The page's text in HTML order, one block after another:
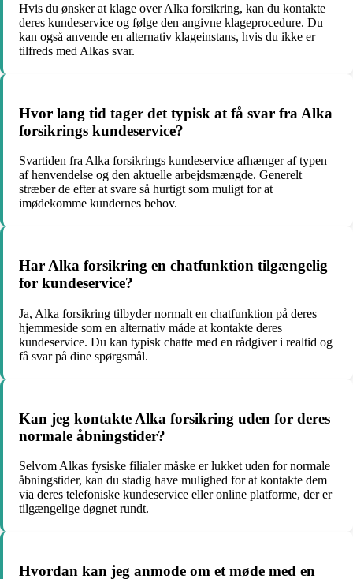
Hvis du ønsker at klage over Alka forsikring, kan du kontakte
deres kundeservice og følge den angivne klageprocedure. Du
kan også anvende en alternativ klageinstans, hvis du ikke er
tilfreds med Alkas svar.
Hvor lang tid tager det typisk at få svar fra Alka
forsikrings kundeservice?
Svartiden fra Alka forsikrings kundeservice afhænger af typen
af henvendelse og den aktuelle arbejdsmængde. Generelt
stræber de efter at svare så hurtigt som muligt for at
imødekomme kundernes behov.
Har Alka forsikring en chatfunktion tilgængelig
for kundeservice?
Ja, Alka forsikring tilbyder normalt en chatfunktion på deres
hjemmeside som en alternativ måde at kontakte deres
kundeservice. Du kan typisk chatte med en rådgiver i realtid og
få svar på dine spørgsmål.
Kan jeg kontakte Alka forsikring uden for deres
normale åbningstider?
Selvom Alkas fysiske filialer måske er lukket uden for normale
åbningstider, kan du stadig have mulighed for at kontakte dem
via deres telefoniske kundeservice eller online platforme, der er
tilgængelige døgnet rundt.
Hvordan kan jeg anmode om et møde med en